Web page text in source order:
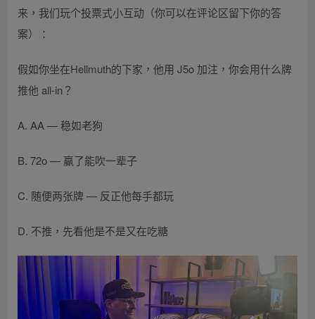
来，我们玩个投票式小互动（你可以在评论区留下你的答
案）：
假如你坐在Hellmuth的下家，他用 J5o 加注，你会用什么牌
推他 all-in？
A. AA — 稳如老狗
B. 72o — 赢了能吹一辈子
C. 随便两张牌 — 反正他每手都玩
D. 不推，先看他是不是又在吃糖